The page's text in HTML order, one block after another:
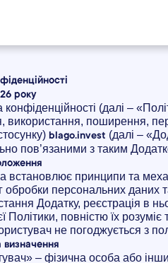
року
конфіденційності (далі –
використання, поширення,
blago.invest (далі –
пов’язаними з таким
встановлює принципи та
обробки персональних даних
Додатку, реєстрація в
Політики, повністю їх
не погоджується з
визначення
– фізична особа або